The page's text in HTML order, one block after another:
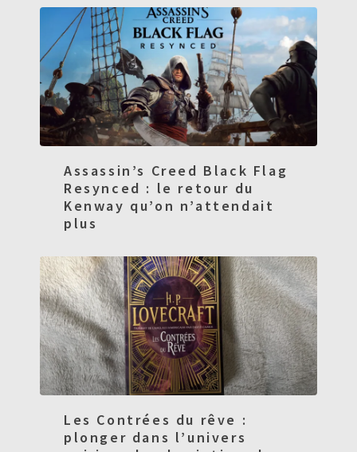
Assassin’s Creed Black Flag
Resynced : le retour du
Kenway qu’on n’attendait
plus
Les Contrées du rêve :
plonger dans l’univers